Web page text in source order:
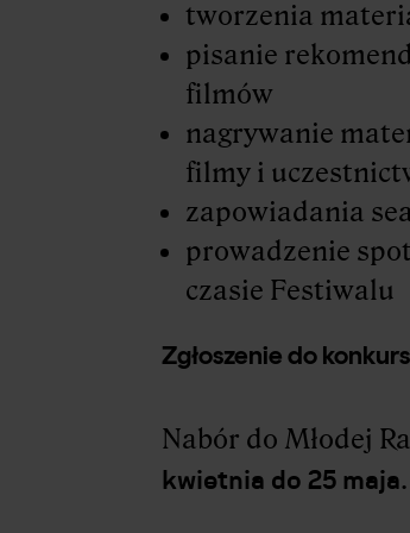
tworzenia
pisanie
filmów
nagrywanie
filmy i
zapowiadania
prowadzenie
czasie Festiwalu
Zgłoszenie do
Nabór do Młodej
kwietnia do 25 maja.